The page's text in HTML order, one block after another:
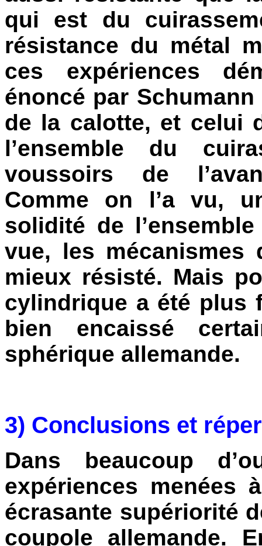
qui est du
résistance du métal
ces expériences
énoncé par
de la calotte, et celui
l’ensemble du
voussoirs de
Comme on l’a vu,
solidité de
vue, les mécanismes
mieux résisté. Mais
cylindrique a été plus
bien encaissé
sphérique allemande.
3) Conclusions et
Dans beaucoup
expériences menées
écrasante supériorité
coupole allemande.